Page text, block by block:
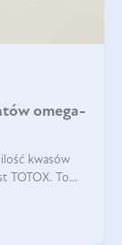
omega-
kwasów
TOTOX. To